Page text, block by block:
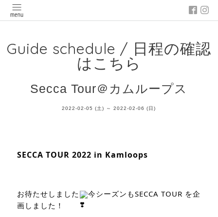
Guide schedule / 日程の確認
はこちら
Secca Tour＠カムループス
2022-02-05 (土) ～ 2022-02-06 (日)
SECCA TOUR 2022 in Kamloops
お待たせしました
今シーズンもSECCA TOUR を企
画しました！